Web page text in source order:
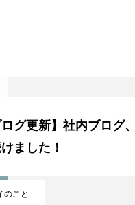
のこと
ログ更新】社内ブログ
ました！